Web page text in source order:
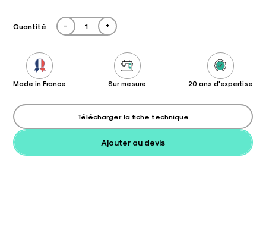
Quantité - +
Made in France Sur mesure 20 ans d'expertise
Ajouter au devis
Télécharger la fiche technique